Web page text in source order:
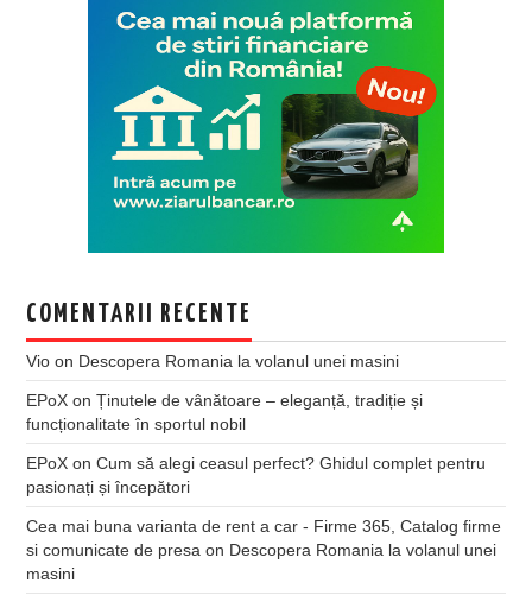
COMENTARII RECENTE
Vio on Descopera Romania la volanul unei masini
EPoX onȚinutele de vânătoare – eleganță, tradiție și
funcționalitate în sportul nobil
EPoX onCum să alegi ceasul perfect? Ghidul complet pentru
pasionați și începători
Cea mai buna varianta de rent a car - Firme 365, Catalog firme
si comunicate de presa on Descopera Romania la volanul unei
masini